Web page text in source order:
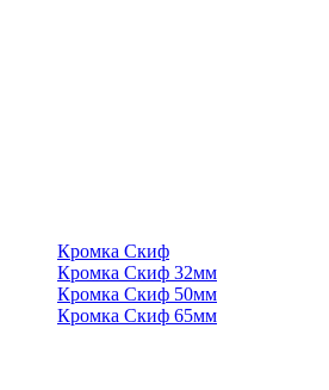
Кромка Скиф
Кромка Скиф 32мм
Кромка Скиф 50мм
Кромка Скиф 65мм